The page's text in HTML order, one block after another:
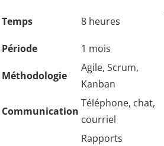
Temps 8 heures
Période
1 mois
Méthodologie
Agile, Scrum,
Kanban
Communication
Téléphone, chat,
courriel
Rapports